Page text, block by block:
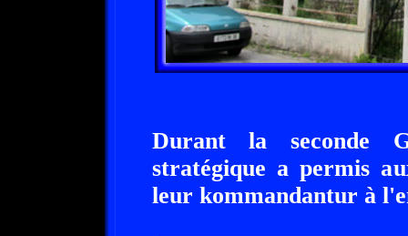
Durant la seconde
stratégique a permis
leur kommandantur à